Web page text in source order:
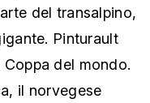
del transalpino,
Pinturault
del mondo.
il norvegese